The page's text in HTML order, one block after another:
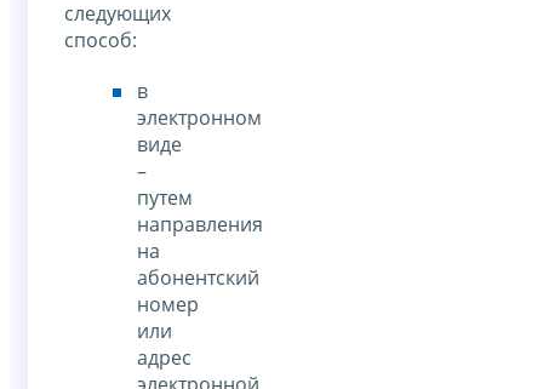
следующих
способ:
в
электронном
виде
–
путем
направления
на
абонентский
номер
или
адрес
электронной